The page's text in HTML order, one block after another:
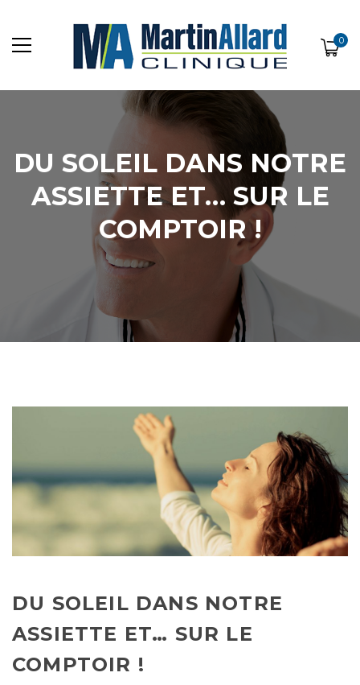
0
DU SOLEIL DANS NOTRE
ASSIETTE ET… SUR LE
COMPTOIR !
DU SOLEIL DANS NOTRE
ASSIETTE ET… SUR LE
COMPTOIR !